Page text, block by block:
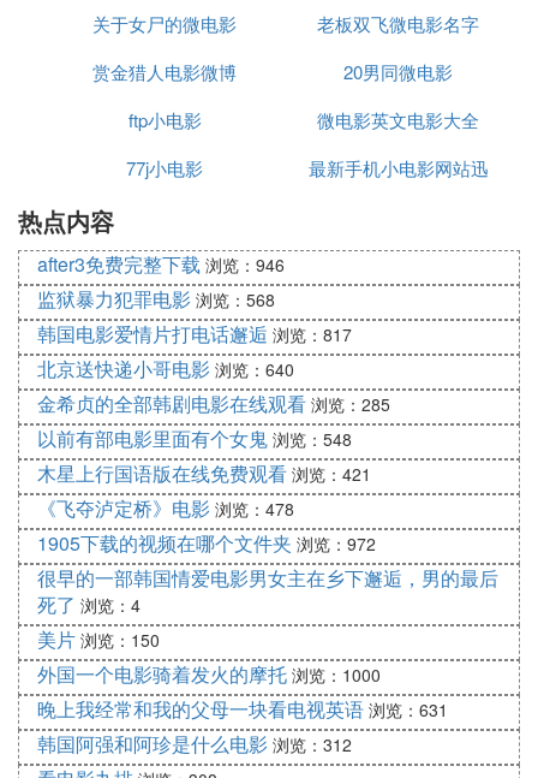
放
关于女尸的微电影
老板双飞微电影名字
赏金猎人电影微博
20男同微电影
ftp小电影
微电影英文电影大全
77j小电影
最新手机小电影网站迅
热点内容
after3免费完整下载 浏览：946
监狱暴力犯罪电影 浏览：568
韩国电影爱情片打电话邂逅 浏览：817
北京送快递小哥电影 浏览：640
金希贞的全部韩剧电影在线观看 浏览：285
以前有部电影里面有个女鬼 浏览：548
木星上行国语版在线免费观看 浏览：421
《飞夺泸定桥》电影 浏览：478
1905下载的视频在哪个文件夹 浏览：972
很早的一部韩国情爱电影男女主在乡下邂逅，男的最后
死了 浏览：4
美片 浏览：150
外国一个电影骑着发火的摩托 浏览：1000
晚上我经常和我的父母一块看电视英语 浏览：631
韩国阿强和阿珍是什么电影 浏览：312